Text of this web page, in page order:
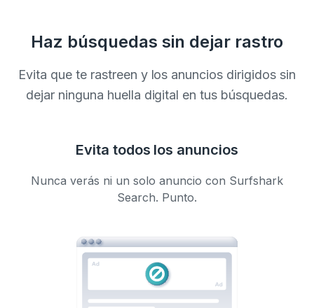
Haz búsquedas sin dejar rastro
Evita que te rastreen y los anuncios dirigidos sin
dejar ninguna huella digital en tus búsquedas.
Evita todos los anuncios
Nunca verás ni un solo anuncio con Surfshark
Search. Punto.